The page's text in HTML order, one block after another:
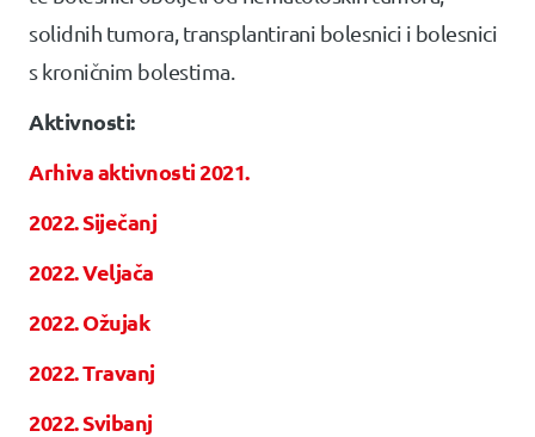
solidnih tumora, transplantirani bolesnici i bolesnici
s kroničnim bolestima.
Aktivnosti:
Arhiva aktivnosti 2021.
2022. Siječanj
2022. Veljača
2022. Ožujak
2022. Travanj
2022. Svibanj